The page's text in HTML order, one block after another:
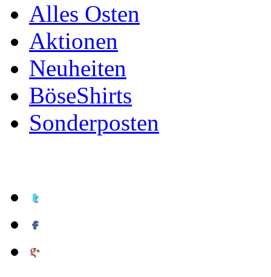
Alles Osten
Aktionen
Neuheiten
BöseShirts
Sonderposten